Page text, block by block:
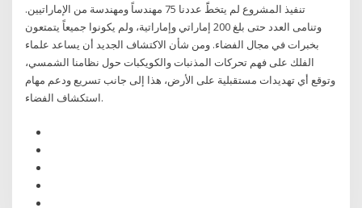
تنفيذ المشروع لم يتخطًَ عددنا 75 مهندساً ومهندسة من الإماراتيين.
وتنامى العدد حتى بلغ 200 إماراتي وإماراتية، ولم يكونوا جميعاً يتمتعون
بخبرات في مجال الفضاء. ومن شأن الاكتشاف الجديد أن يساعد علماء
الفلك على فهم تحركات المذنبات والكويكبات حول نظامنا الشمسي،
وتوقع أي تهديدات مستقبلية على الأرض، هذا إلى جانب تسريع ودعم مهام
استكشاف الفضاء.